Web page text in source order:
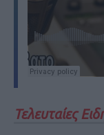
Τελευταίες